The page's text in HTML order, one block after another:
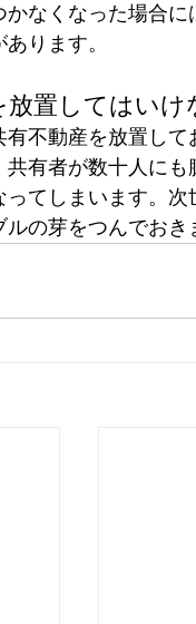
かなくなった場合
ります。
放置してはいけ
有不動産を放置し
共有者が数十人に
ってしまいます。
の芽をつんでおき